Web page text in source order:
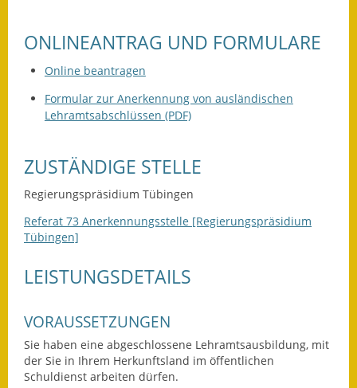
Lärmaktionsplan
Infos in Leichter Sprache
Notfallplanung
Straßenbau
Landesstraße
ONLINEANTRAG UND FORMULARE
Online beantragen
Formular zur Anerkennung von ausländischen
Lehramtsabschlüssen (PDF)
ZUSTÄNDIGE STELLE
Regierungspräsidium Tübingen
Referat 73 Anerkennungsstelle [Regierungspräsidium
Tübingen]
LEISTUNGSDETAILS
VORAUSSETZUNGEN
Sie haben eine abgeschlossene Lehramtsausbildung, mit
der Sie in Ihrem Herkunftsland im öffentlichen
Schuldienst arbeiten dürfen.